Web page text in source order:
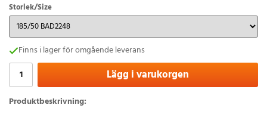
Storlek/Size
Finns i lager för omgående leverans
Lägg i varukorgen
Produktbeskrivning: